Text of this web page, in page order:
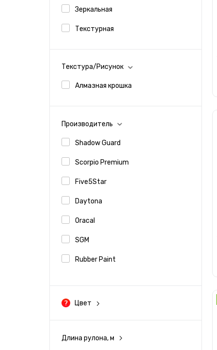
Зеркальная
Текстурная
Текстура/Рисунок
Алмазная крошка
Производитель
Shadow Guard
Scorpio Premium
Five5Star
Daytona
Oracal
SGM
Rubber Paint
Aurora
Eastman
Цвет
Длина рулона, м